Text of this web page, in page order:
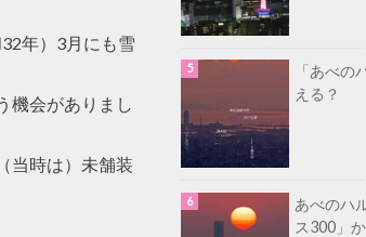
年）3月にも雪
機会がありまし
当時は）未舗装
「あべの
える？
あべのハ
ス300」